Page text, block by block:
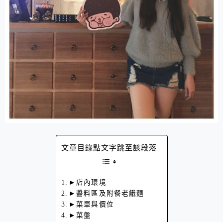
文章目錄點文字跳至該段落
►店內環境
►醬料區及附餐老餓麵
►菜單與價位
►菜盤